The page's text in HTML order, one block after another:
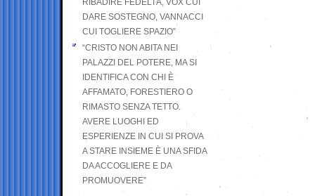
RIBADIRE FEDELTÀ, VOX CUI
DARE SOSTEGNO, VANNACCI
CUI TOGLIERE SPAZIO”
“CRISTO NON ABITA NEI
PALAZZI DEL POTERE, MA SI
IDENTIFICA CON CHI È
AFFAMATO, FORESTIERO O
RIMASTO SENZA TETTO.
AVERE LUOGHI ED
ESPERIENZE IN CUI SI PROVA
A STARE INSIEME È UNA SFIDA
DA ACCOGLIERE E DA
PROMUOVERE”